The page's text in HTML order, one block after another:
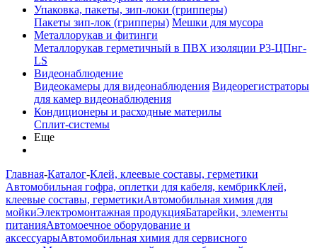
Упаковка, пакеты, зип-локи (грипперы)
Пакеты зип-лок (грипперы) Мешки для мусора
Металлорукав и фитинги
Металлорукав герметичный в ПВХ изоляции Р3-ЦПнг-
LS
Видеонаблюдение
Видеокамеры для видеонаблюдения Видеорегистраторы
для камер видеонаблюдения
Кондиционеры и расходные материлы
Сплит-системы
Еще
Главная-Каталог-Клей, клеевые составы, герметики
Автомобильная гофра, оплетки для кабеля, кембрикКлей,
клеевые составы, герметикиАвтомобильная химия для
мойкиЭлектромонтажная продукцияБатарейки, элементы
питанияАвтомоечное оборудование и
аксессуарыАвтомобильная химия для сервисного